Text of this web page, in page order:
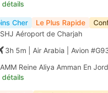
détails
Cher Le Plus Rapide
SHJ Aéroport de Charjah
3h 5m | Air Arabia Avion
AMM Reine Aliya Amman En
détails